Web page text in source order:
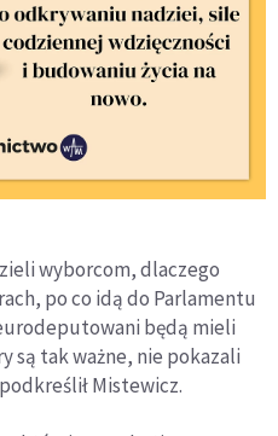
wyborcom, dlaczego
po co idą do Parlamentu
będą mieli
są tak ważne, nie pokazali
Mistewicz.